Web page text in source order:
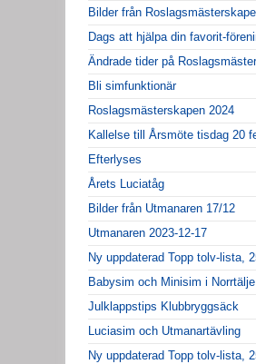
Bilder från
Dags att hjälpa din favorit-
Ändrade tider på
Bli simfunktionär
Roslagsmästerskapen 2024
Kallelse till Årsmöte tisdag 20
Efterlyses
Årets Luciatåg
Bilder från Utmanaren 17/12
Utmanaren 2023-12-17
Ny uppdaterad Topp tolv-lista,
Babysim och Minisim i
Julklappstips Klubbryggsäck
Luciasim och Utmanartävling
Ny uppdaterad Topp tolv-lista,